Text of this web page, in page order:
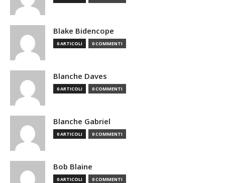
Blake Bidencope
0 ARTICOLI 0 COMMENTI
Blanche Daves
0 ARTICOLI 0 COMMENTI
Blanche Gabriel
0 ARTICOLI 0 COMMENTI
Bob Blaine
0 ARTICOLI 0 COMMENTI